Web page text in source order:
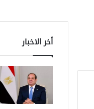
أخر الاخبار